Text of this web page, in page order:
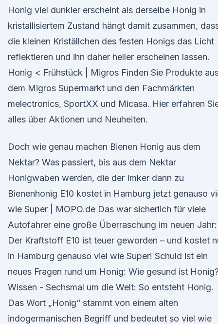
Honig viel dunkler erscheint als derselbe Honig in
kristallisiertem Zustand hängt damit zusammen,
die kleinen Kriställchen des festen Honigs das Licht
reflektieren und ihn daher heller erscheinen lassen.
Honig < Frühstück | Migros Finden Sie Produkte
dem Migros Supermarkt und den Fachmärkten
melectronics, SportXX und Micasa. Hier erfahren
alles über Aktionen und Neuheiten.
Doch wie genau machen Bienen Honig aus dem
Nektar? Was passiert, bis aus dem Nektar
Honigwaben werden, die der Imker dann zu
Bienenhonig E10 kostet in Hamburg jetzt genauso
wie Super | MOPO.de Das war sicherlich für viele
Autofahrer eine große Überraschung im neuen Jahr:
Der Kraftstoff E10 ist teuer geworden – und kostet
in Hamburg genauso viel wie Super! Schuld ist ein
neues Fragen rund um Honig: Wie gesund ist
Wissen - Sechsmal um die Welt: So entsteht Honig.
Das Wort „Honig“ stammt von einem alten
indogermanischen Begriff und bedeutet so viel wie